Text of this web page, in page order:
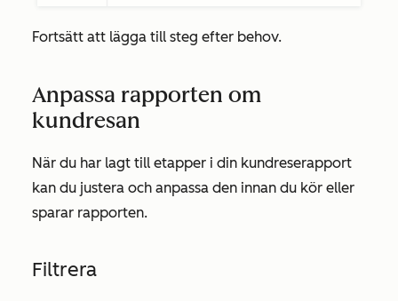
Fortsätt att lägga till steg efter behov.
Anpassa rapporten om
kundresan
När du har lagt till etapper i din kundreserapport
kan du justera och anpassa den innan du kör eller
sparar rapporten.
Filtrera